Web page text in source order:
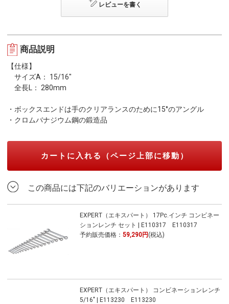
レビューを書く
商品説明
【仕様】
サイズA： 15/16"
全長L： 280mm
・ボックスエンドは手のクリアランスのために15°のアングル
・クロムバナジウム鋼の鍛造品
カートに入れる（ページ上部に移動）
この商品には下記のバリエーションがあります
EXPERT（エキスパート） 17Pc.インチ コンビネー
ションレンチ セット | E110317 E110317
予約販売価格： 59,290円 (税込)
EXPERT（エキスパート） コンビネーションレンチ
5/16" | E113230 E113230